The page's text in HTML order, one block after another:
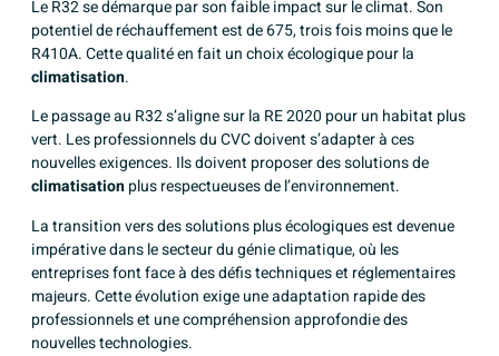
Le R32 se démarque par son faible impact sur le climat. Son
potentiel de réchauffement est de 675, trois fois moins que le
R410A. Cette qualité en fait un choix écologique pour la
climatisation.
Le passage au R32 s’aligne sur la RE 2020 pour un habitat plus
vert. Les professionnels du CVC doivent s’adapter à ces
nouvelles exigences. Ils doivent proposer des solutions de
climatisationplus respectueuses de l’environnement.
La transition vers des solutions plus écologiques est devenue
impérative dansle secteur du génie climatique, où les
entreprises font face à des défis techniques et réglementaires
majeurs. Cette évolution exige une adaptation rapide des
professionnels et une compréhension approfondie des
nouvelles technologies.